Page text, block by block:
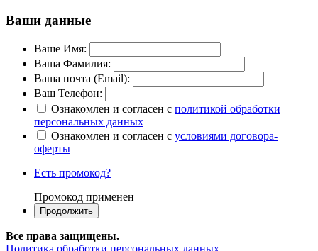
Ваши данные
Ваше Имя:
Ваша Фамилия:
Ваша почта (Email):
Ваш Телефон:
Ознакомлен и согласен с политикой обработки
персональных данных
Ознакомлен и согласен с условиями договора-
оферты
Есть промокод?
Промокод применен
Все права защищены.
Политика обработки персональных данных